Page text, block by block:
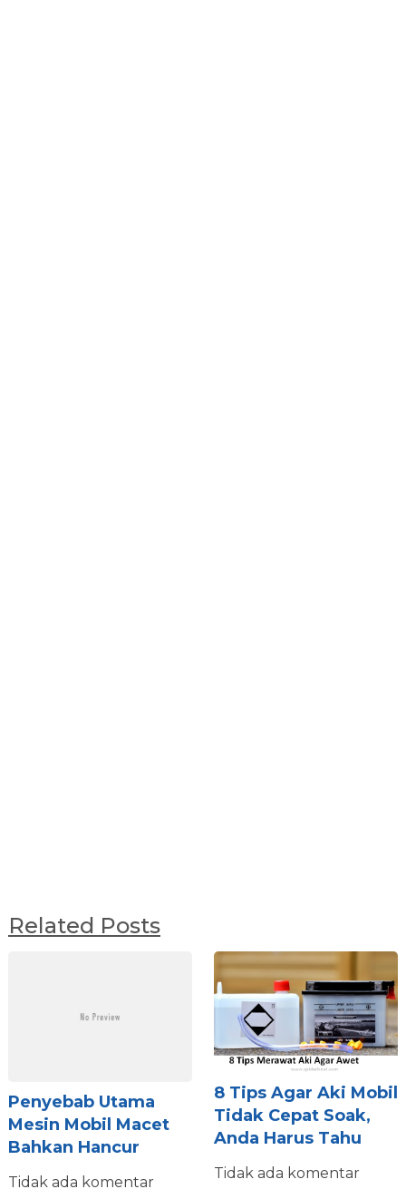
Related Posts
Penyebab Utama
Mesin Mobil Macet
Bahkan Hancur
Tidak ada komentar
8 Tips Agar Aki Mobil
Tidak Cepat Soak,
Anda Harus Tahu
Tidak ada komentar